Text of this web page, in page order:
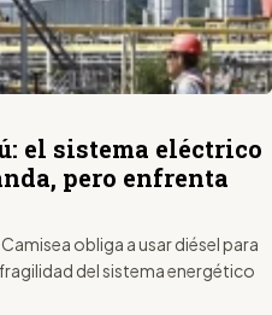
el sistema eléctrico
pero enfrenta
obliga a usar diésel para
del sistema energético